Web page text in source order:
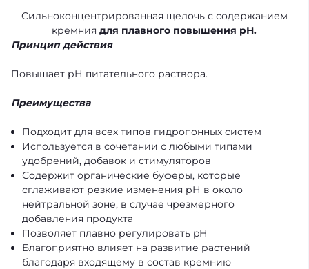
Сильноконцентрированная щелочь с содержанием
кремния для плавного повышения рН.
Принцип действия
Повышает рН питательного раствора.
Преимущества
Подходит для всех типов гидропонных систем
Используется в сочетании с любыми типами
удобрений, добавок и стимуляторов
Содержит органические буферы, которые
сглаживают резкие изменения рН в около
нейтральной зоне, в случае чрезмерного
добавления продукта
Позволяет плавно регулировать pH
Благоприятно влияет на развитие растений
благодаря входящему в состав кремнию